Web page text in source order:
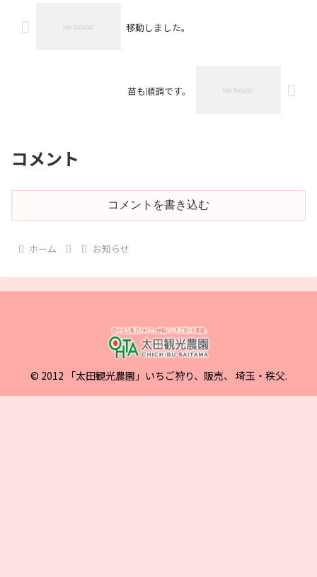
移動しました。
苗も順調です。
コメント
コメントを書き込む
ホーム お知らせ
© 2012 「太田観光農園」いちご狩り、販売、 埼玉・秩父.